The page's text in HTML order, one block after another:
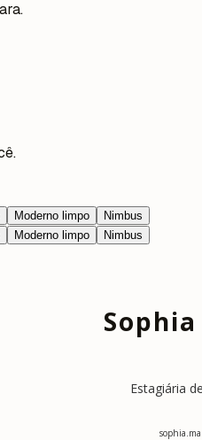
Moderno limpo
Nimbus
Moderno limpo Nimbus
Estagiária